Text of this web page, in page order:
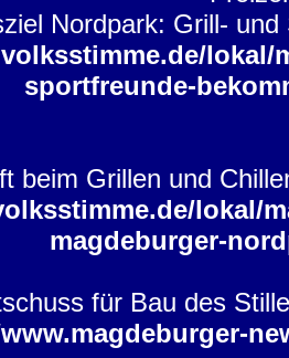
Nordpark: Grill-
sportfreunde-
beim Grillen und
lokal/
magdeburger-
für Bau des